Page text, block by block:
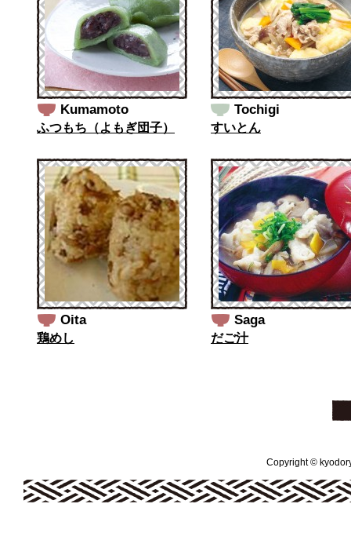
Kumamoto
ふつもち（よもぎ団子）
Tochigi
すいとん
Oita
鶏めし
Saga
だご汁
Copyright ©